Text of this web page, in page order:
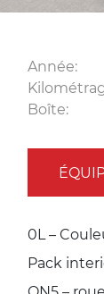
Année:
Boîte:
0L –
Pack